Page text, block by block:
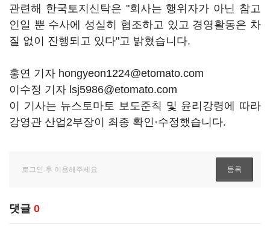
관련해 한국토지신탁은 "회사는 행위자가 아닌 참고
인일 뿐 수사에 성실히 협조하고 있고 경영활동은 차
질 없이 진행되고 있다"고 밝혔습니다.
홍연 기자 hongyeon1224@etomato.com
이수정 기자 lsj5986@etomato.com
이 기사는 뉴스토마토 보도준칙 및 윤리강령에 따라
강영관 산업2부장이 최종 확인·수정했습니다.
댓글 0